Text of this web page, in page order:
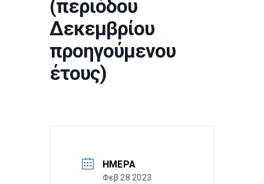
(περιόδου
Δεκεμβρίου
προηγούμενου
έτους)
ΗΜΈΡΑ
Φεβ 28 2023